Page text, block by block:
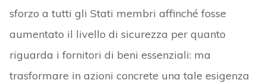
sforzo a tutti gli Stati membri affinché fosse
aumentato il livello di sicurezza per quanto
riguarda i fornitori di beni essenziali: ma
trasformare in azioni concrete una tale esigenza